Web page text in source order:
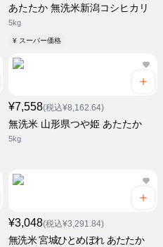
あたたか 無洗米新潟コシヒカリ
5kg
¥ スーパー価格
¥7,558(税込¥8,162.64)
無洗米 山形県つや姫 あたたか
5kg
¥3,048(税込¥3,291.84)
無洗米 宮城ひとめぼれ あたたか